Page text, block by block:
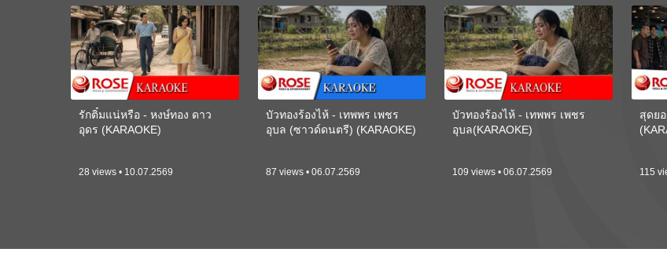
รักติ๋มแน่หรือ - หงษ์ทอง ดาว
อุดร (KARAOKE)
28 views • 10.07.2569
บัวทองร้องไห้ - เทพพร เพชร
อุบล (ซาวด์ดนตรี) (KARAOKE)
87 views • 06.07.2569
บัวทองร้องไห้ - เทพพร เพชร
อุบล(KARAOKE)
109 views • 06.07.2569
สุดย
115